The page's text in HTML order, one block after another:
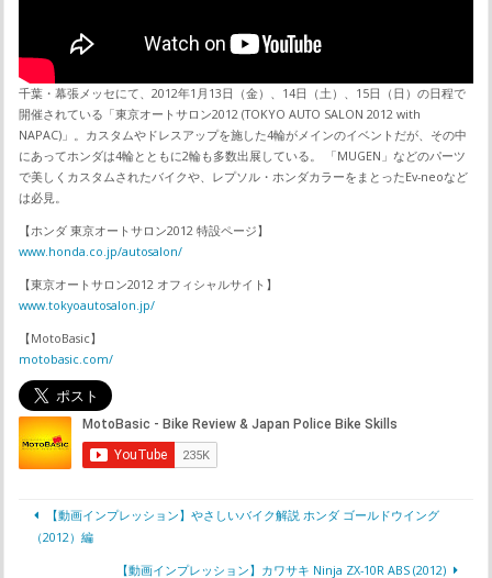
千葉・幕張メッセにて、2012年1月13日（金）、14日（土）、15日（日）の日程で
開催されている「東京オートサロン2012 (TOKYO AUTO SALON 2012 with
NAPAC)」。カスタムやドレスアップを施した4輪がメインのイベントだが、その中
にあってホンダは4輪とともに2輪も多数出展している。 「MUGEN」などのパーツ
で美しくカスタムされたバイクや、レプソル・ホンダカラーをまとったEv-neoなど
は必見。
【ホンダ 東京オートサロン2012 特設ページ】
www.honda.co.jp/autosalon/
【東京オートサロン2012 オフィシャルサイト】
www.tokyoautosalon.jp/
【MotoBasic】
motobasic.com/
【動画インプレッション】やさしいバイク解説 ホンダ ゴールドウイング
（2012）編
【動画インプレッション】カワサキ Ninja ZX-10R ABS (2012)